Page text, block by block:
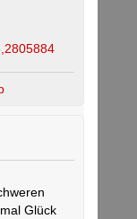
Glück